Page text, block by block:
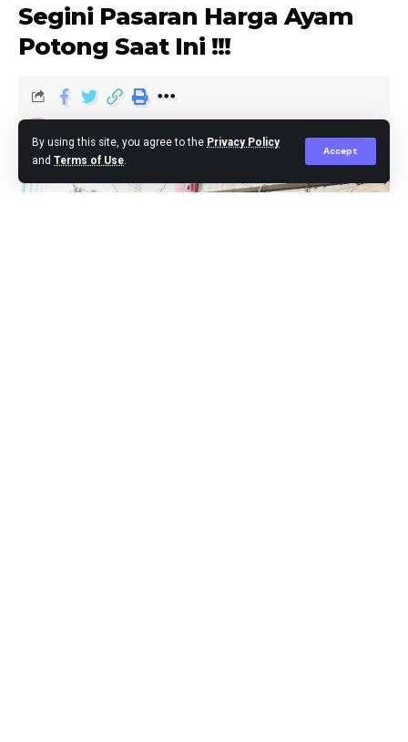
By using this site, you agree to the Privacy Policy
and Terms of Use.
Accept
Segini Pasaran Harga Ayam
Potong Saat Ini !!!
Agus Leo Published June 24, 2025